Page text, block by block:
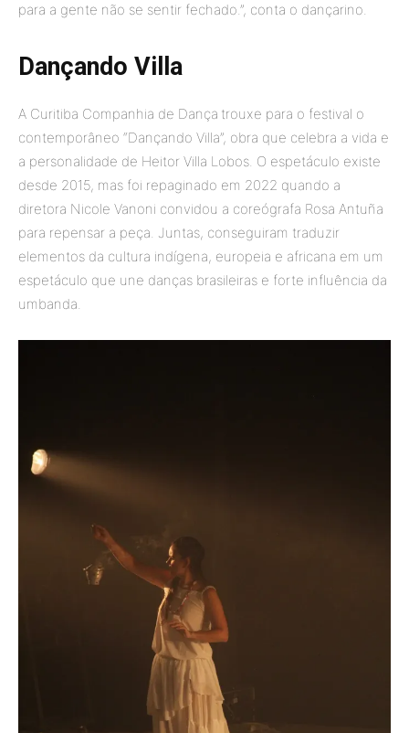
para a gente não se sentir fechado.”, conta o dançarino.
Dançando Villa
A Curitiba Companhia de Dança trouxe para o festival o
contemporâneo “Dançando Villa”, obra que celebra a vida e
a personalidade de Heitor Villa Lobos. O espetáculo existe
desde 2015, mas foi repaginado em 2022 quando a
diretora Nicole Vanoni convidou a coreógrafa Rosa Antuña
para repensar a peça. Juntas, conseguiram traduzir
elementos da cultura indígena, europeia e africana em um
espetáculo que une danças brasileiras e forte influência da
umbanda.